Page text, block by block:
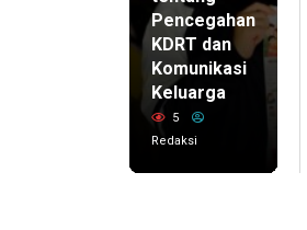
Pencegahan
KDRT dan
Komunikasi
Keluarga
5
Redaksi